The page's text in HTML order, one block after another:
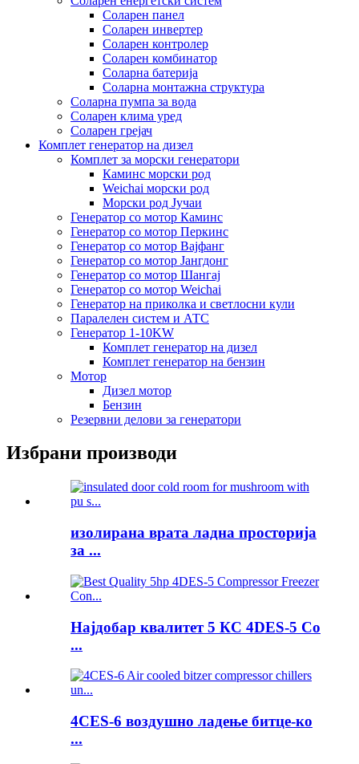
Соларен панел
Соларен инвертер
Соларен контролер
Соларен комбинатор
Соларна батерија
Соларна монтажна структура
Соларна пумпа за вода
Соларен клима уред
Соларен грејач
Комплет генератор на дизел
Комплет за морски генератори
Каминс морски род
Weichai морски род
Морски род Јучаи
Генератор со мотор Каминс
Генератор со мотор Перкинс
Генератор со мотор Вајфанг
Генератор со мотор Јангдонг
Генератор со мотор Шангај
Генератор со мотор Weichai
Генератор на приколка и светлосни кули
Паралелен систем и АТС
Генератор 1-10KW
Комплет генератор на дизел
Комплет генератор на бензин
Мотор
Дизел мотор
Бензин
Резервни делови за генератори
Избрани производи
изолирана врата ладна просторија
за ...
Најдобар квалитет 5 КС 4DES-5 Co
...
4CES-6 воздушно ладење битце-ко
...